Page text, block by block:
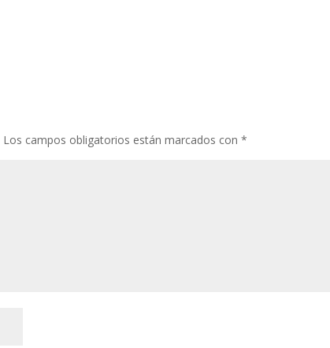
Los campos obligatorios están marcados con*